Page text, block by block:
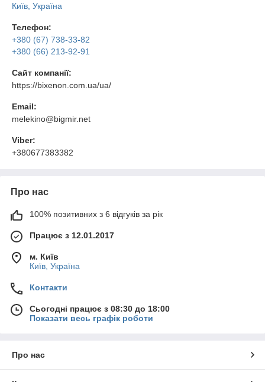
Київ, Україна
Телефон:
+380 (67) 738-33-82
+380 (66) 213-92-91
Сайт компанії:
https://bixenon.com.ua/ua/
Email:
melekino@bigmir.net
Viber:
+380677383382
Про нас
100% позитивних з 6 відгуків за рік
Працює з 12.01.2017
м. Київ
Київ, Україна
Контакти
Сьогодні працює з 08:30 до 18:00
Показати весь графік роботи
Про нас